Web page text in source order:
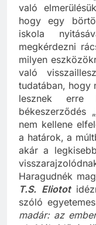
eszközökkel
való
hogy egy
iskola
megkérdezni
milyen
való
tudatában, hogy
lesznek erre
békeszerződés
nem kellene
a határok, a
akár a
Haragudnék
T.S. Eliotot
szóló